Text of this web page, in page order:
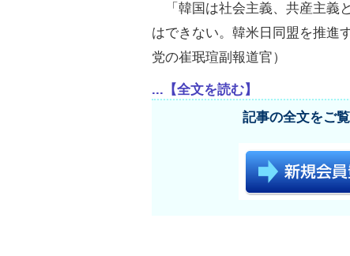
「韓国は社会主義、共産主義
はできない。韓米日同盟を推進
党の崔珉瑄副報道官）
...【全文を読む】
記事の全文をご